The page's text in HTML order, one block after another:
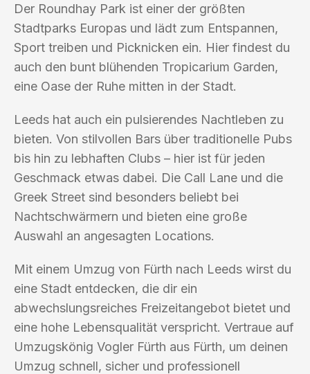
Der Roundhay Park ist einer der größten
Stadtparks Europas und lädt zum Entspannen,
Sport treiben und Picknicken ein. Hier findest du
auch den bunt blühenden Tropicarium Garden,
eine Oase der Ruhe mitten in der Stadt.
Leeds hat auch ein pulsierendes Nachtleben zu
bieten. Von stilvollen Bars über traditionelle Pubs
bis hin zu lebhaften Clubs – hier ist für jeden
Geschmack etwas dabei. Die Call Lane und die
Greek Street sind besonders beliebt bei
Nachtschwärmern und bieten eine große
Auswahl an angesagten Locations.
Mit einem Umzug von Fürth nach Leeds wirst du
eine Stadt entdecken, die dir ein
abwechslungsreiches Freizeitangebot bietet und
eine hohe Lebensqualität verspricht. Vertraue auf
Umzugskönig Vogler Fürth aus Fürth, um deinen
Umzug schnell, sicher und professionell